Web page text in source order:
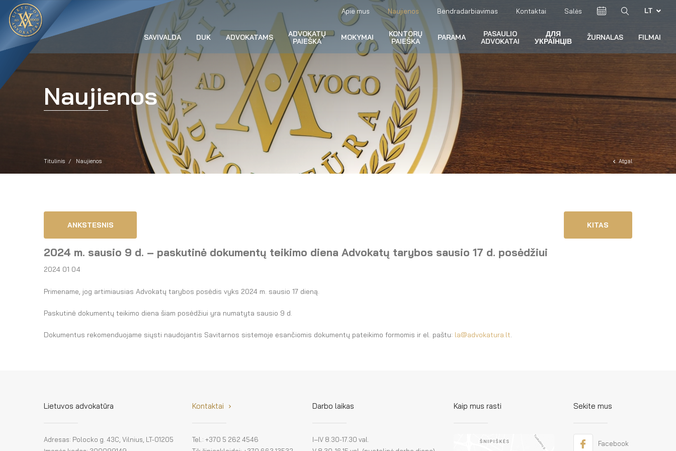
Apie mus Naujienos Bendradarbiavimas Kontaktai Salės LT
SAVIVALDA DUK ADVOKATAMS
ADVOKATŲ
PAIEŠKA
MOKYMAI
KONTORŲ
PAIEŠKA
PARAMA
PASAULIO
ADVOKATAI
ДЛЯ
УКРАЇНЦІВ
ŽURNALAS FILMAI
Naujienos
Titulinis Naujienos Atgal
ANKSTESNIS KITAS
2024 m. sausio 9 d. – paskutinė dokumentų teikimo diena Advokatų tarybos sausio 17 d. posėdžiui
2024 01 04
Primename, jog artimiausias Advokatų tarybos posėdis vyks 2024 m. sausio 17 dieną.
Paskutinė dokumentų teikimo diena šiam posėdžiui yra numatyta sausio 9 d.
Dokumentus rekomenduojame siųsti naudojantis Savitarnos sistemoje esančiomis dokumentų pateikimo formomis ir el. paštu: la@advokatura.lt.
Lietuvos advokatūra
Adresas: Polocko g. 43C, Vilnius, LT-01205
Kontaktai
Tel.: +370 5 262 4546
Darbo laikas
I–IV 8.30-17.30 val.
Kaip mus rasti Sekite mus
Facebook